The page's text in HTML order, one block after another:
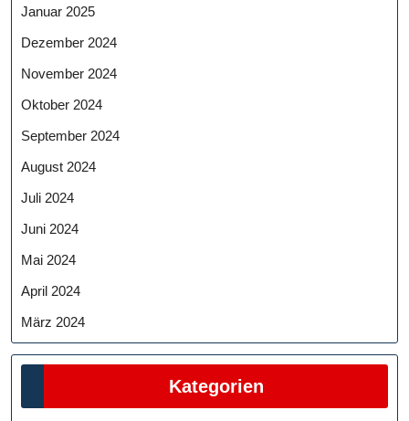
Januar 2025
Dezember 2024
November 2024
Oktober 2024
September 2024
August 2024
Juli 2024
Juni 2024
Mai 2024
April 2024
März 2024
Kategorien